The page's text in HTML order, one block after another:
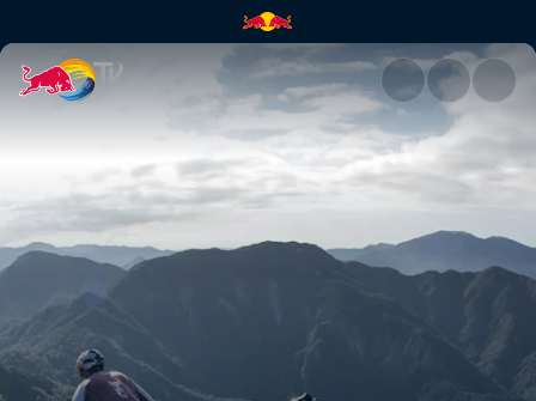
Nowa Zelandia | Red Bull TV